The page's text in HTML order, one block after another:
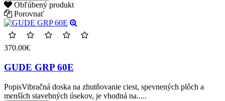
Obľúbený produkt
Porovnať
370.00€
GUDE GRP 60E
PopisVibračná doska na zhutňovanie ciest, spevnených plôch a
menších stavebných úsekov, je vhodná na.....